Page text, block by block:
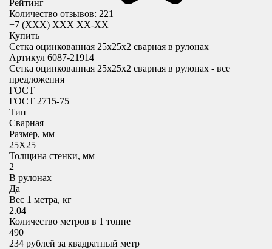
Рейтинг
Количество отзывов: 221
+7 (XXX) ХХХ ХХ-ХХ
Купить
Сетка оцинкованная 25х25х2 сварная в рулонах
Артикул 6087-21914
Сетка оцинкованная 25х25х2 сварная в рулонах - все
предложения
ГОСТ
ГОСТ 2715-75
Тип
Сварная
Размер, мм
25X25
Толщина стенки, мм
2
В рулонах
Да
Вес 1 метра, кг
2.04
Количество метров в 1 тонне
490
234 рублей за квадратный метр